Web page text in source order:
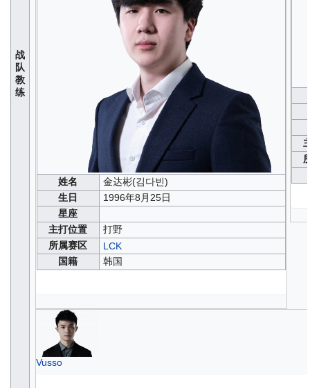
战
队
教
练
姓名
金达彬(김다빈)
生日
1996年8月25日
星座
主打位置
打野
所属赛区
LCK
国籍
韩国
Vusso